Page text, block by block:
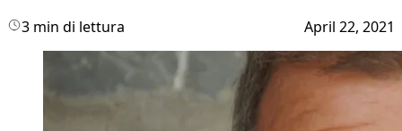
3 min di lettura April 22, 2021